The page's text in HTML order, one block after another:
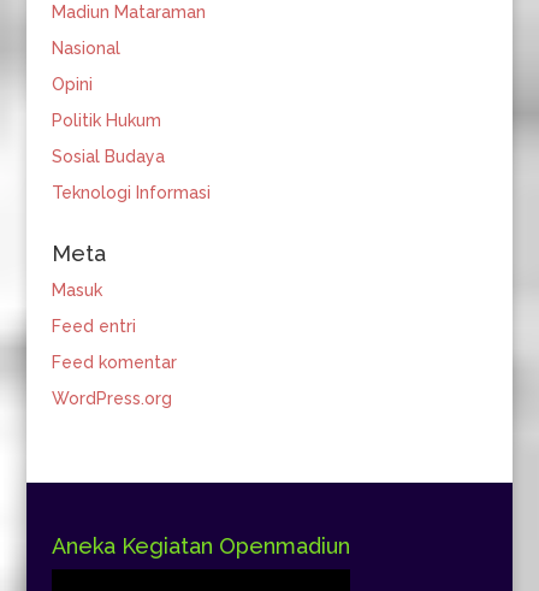
Madiun Mataraman
Nasional
Opini
Politik Hukum
Sosial Budaya
Teknologi Informasi
Meta
Masuk
Feed entri
Feed komentar
WordPress.org
Aneka Kegiatan Openmadiun